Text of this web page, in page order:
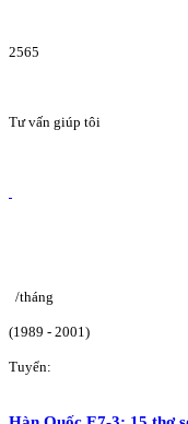
2565
Tư vấn giúp tôi
/tháng
(1989 - 2001)
Tuyển: